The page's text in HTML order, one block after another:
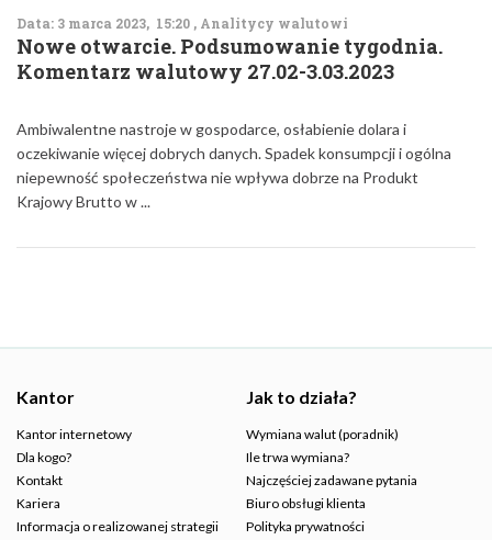
Data: 3 marca 2023, 15:20 , Analitycy walutowi
Nowe otwarcie. Podsumowanie tygodnia.
Komentarz walutowy 27.02-3.03.2023
Ambiwalentne nastroje w gospodarce, osłabienie dolara i
oczekiwanie więcej dobrych danych. Spadek konsumpcji i ogólna
niepewność społeczeństwa nie wpływa dobrze na Produkt
Krajowy Brutto w ...
Kantor
Kantor internetowy
Dla kogo?
Kontakt
Kariera
Informacja o realizowanej strategii
Jak to działa?
Wymiana walut (poradnik)
Ile trwa wymiana?
Najczęściej zadawane pytania
Biuro obsługi klienta
Polityka prywatności